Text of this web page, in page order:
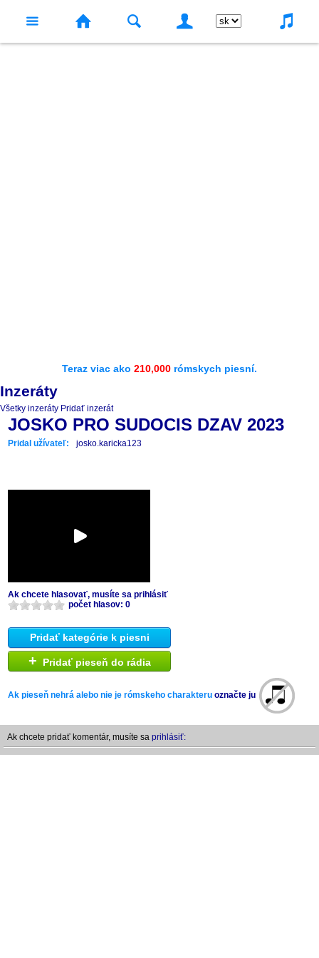
Teraz viac ako 210,000 rómskych piesní.
Inzeráty
Všetky inzeráty Pridať inzerát
JOSKO PRO SUDOCIS DZAV 2023
Pridal užívateľ: josko.karicka123
Ak chcete hlasovať, musíte sa prihlásiť
počet hlasov: 0
Pridať kategórie k piesni
+ Pridať pieseň do rádia
Ak pieseň nehrá alebo nie je rómskeho charakteru označte ju
Ak chcete pridať komentár, musíte sa prihlásiť: